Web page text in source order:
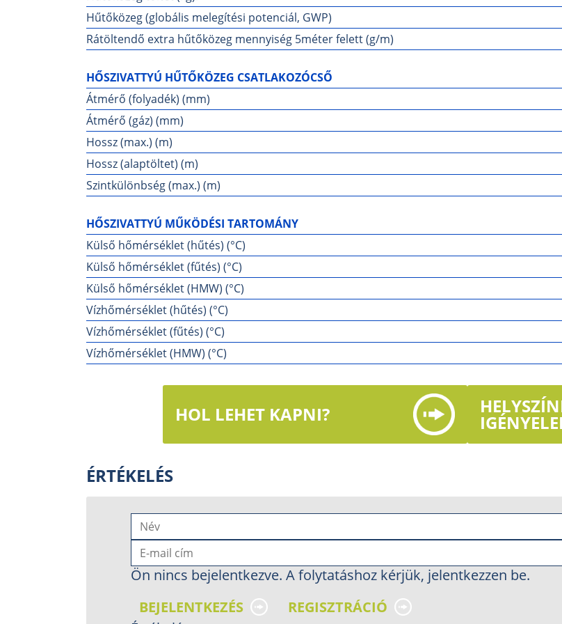
Hűtőközeg (globális melegítési potenciál, GWP)
Rátöltendő extra hűtőközeg mennyiség 5méter felett (g/m)
HŐSZIVATTYÚ HŰTŐKÖZEG CSATLAKOZÓCSŐ
Átmérő (folyadék) (mm)
Átmérő (gáz) (mm)
Hossz (max.) (m)
Hossz (alaptöltet) (m)
Szintkülönbség (max.) (m)
HŐSZIVATTYÚ MŰKÖDÉSI TARTOMÁNY
Külső hőmérséklet (hűtés) (°C)
Külső hőmérséklet (fűtés) (°C)
Külső hőmérséklet (HMW) (°C)
Vízhőmérséklet (hűtés) (°C)
Vízhőmérséklet (fűtés) (°C)
Vízhőmérséklet (HMW) (°C)
HOL LEHET KAPNI?
ÉRTÉKELÉS
Ön nincs bejelentkezve. A folytatáshoz kérjük, jelentkezzen be.
BEJELENTKEZÉS
REGISZTRÁCIÓ